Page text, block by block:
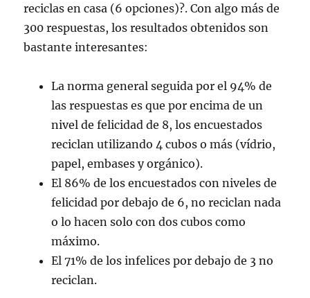
reciclas en casa (6 opciones)?. Con algo más de
300 respuestas, los resultados obtenidos son
bastante interesantes:
La norma general seguida por el 94% de
las respuestas es que por encima de un
nivel de felicidad de 8, los encuestados
reciclan utilizando 4 cubos o más (vídrio,
papel, embases y orgánico).
El 86% de los encuestados con niveles de
felicidad por debajo de 6, no reciclan nada
o lo hacen solo con dos cubos como
máximo.
El 71% de los infelices por debajo de 3 no
reciclan.